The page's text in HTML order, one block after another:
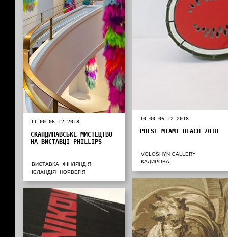
11:00 06.12.2018
СКАНДИНАВСЬКЕ МИСТЕЦТВО
НА ВИСТАВЦІ PHILLIPS
ВИСТАВКА
ФІНЛЯНДІЯ
ІСЛАНДІЯ
НОРВЕГІЯ
10:00 06.12.2018
PULSE MIAMI BEACH 2018
VOLOSHYN GALLERY
КАДИРОВА